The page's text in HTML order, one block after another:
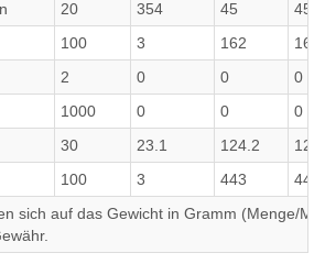
20 354 45
45
100 3 162
162
2 0 0
0
1000 0 0
0
30 23.1 124.2
100 3 443
443
sich auf das Gewicht in Gramm (Menge/